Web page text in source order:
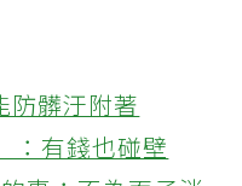
防髒汙附著
：有錢也碰壁